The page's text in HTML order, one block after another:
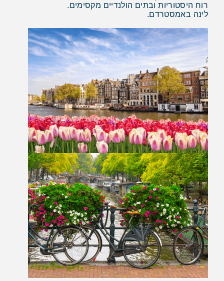
רוח היסטוריות ובתים הולנדיים מקסימים.
לינה באמסטרדם.